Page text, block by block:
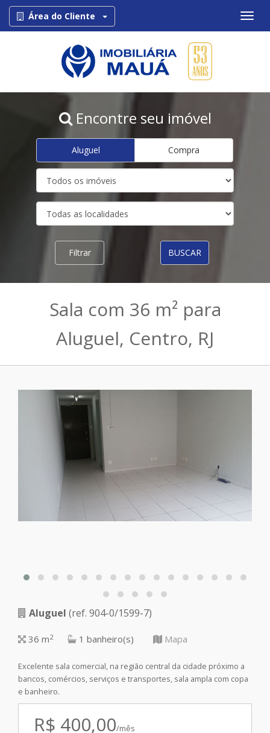
Área do Cliente Toggle Dropdown
Encontre seu imóvel
Aluguel Compra
Filtrar BUSCAR
Sala com 36 m² para
Aluguel, Centro, RJ
Aluguel (ref. 904-0/1599-7)
36 m2 1 banheiro(s) Mapa
Excelente sala comercial, na região central da cidade próximo a
bancos, comércios, serviços e transportes, sala ampla com copa
e banheiro.
R$ 400,00/mês